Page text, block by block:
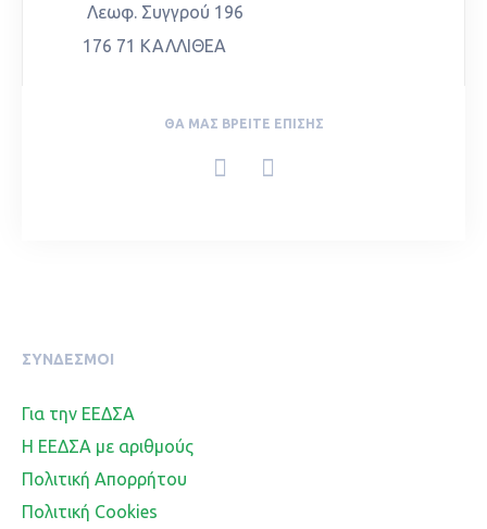
Λεωφ. Συγγρού 196
176 71 ΚΑΛΛΙΘΕΑ
ΘΑ ΜΑΣ ΒΡΕΊΤΕ ΕΠΊΣΗΣ
ΣΥΝΔΕΣΜΟΙ
Για την ΕΕΔΣΑ
Η ΕΕΔΣΑ με αριθμούς
Πολιτική Απορρήτου
Πολιτική Cookies